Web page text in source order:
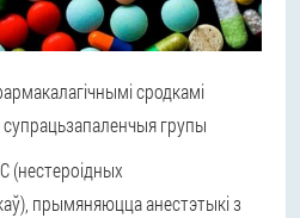
сродкамі
групы
(нестероідных
прымяняюцца анестэтыкі з